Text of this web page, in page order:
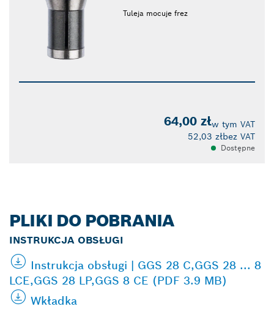
Tuleja mocuje frez
64,00 złw tym VAT
52,03 złbez VAT
Dostępne
PLIKI DO POBRANIA
INSTRUKCJA OBSŁUGI
Instrukcja obsługi | GGS 28 C,GGS 28 ... 8
LCE,GGS 28 LP,GGS 8 CE (PDF 3.9 MB)
Wkładka